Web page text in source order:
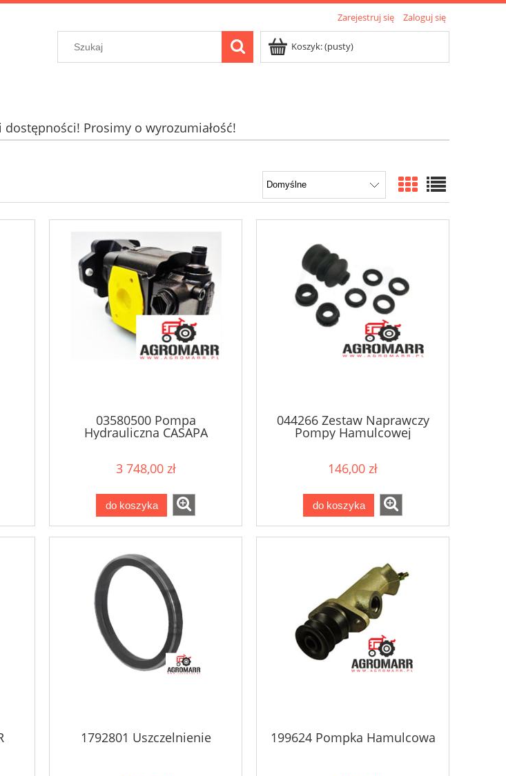
Zarejestruj się Zaloguj się
Koszyk:(pusty)
Prosimy o wyrozumiałość!
03580500 Pompa
Hydrauliczna CASAPA
3 748,00 zł
do koszyka
044266 Zestaw Naprawczy
Pompy Hamulcowej
146,00 zł
do koszyka
1792801 Uszczelnienie 199624 Pompka Hamulcowa